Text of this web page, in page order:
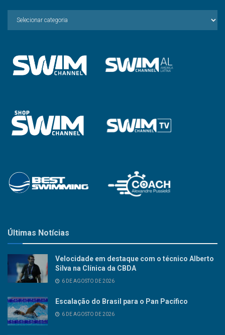
Últimas Notícias
Velocidade em destaque com o técnico Alberto
Silva na Clínica da CBDA
6 DE AGOSTO DE 2026
Escalação do Brasil para o Pan Pacífico
6 DE AGOSTO DE 2026